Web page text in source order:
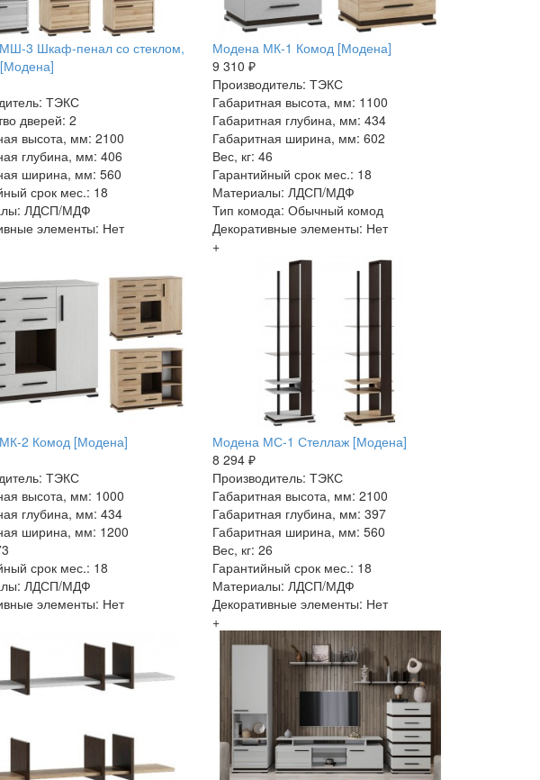
3 Шкаф-пенал со стеклом,
ТЭКС
дверей: 2
высота, мм: 2100
глубина, мм: 406
ширина, мм: 560
срок мес.: 18
ЛДСП/МДФ
элементы: Нет
Модена МК-1 Комод [Модена]
9 310 ₽
Производитель: ТЭКС
Габаритная высота, мм: 1100
Габаритная глубина, мм: 434
Габаритная ширина, мм: 602
Вес, кг: 46
Гарантийный срок мес.: 18
Материалы: ЛДСП/МДФ
Тип комода: Обычный комод
Декоративные элементы: Нет
+
2 Комод [Модена]
ТЭКС
высота, мм: 1000
глубина, мм: 434
ширина, мм: 1200
срок мес.: 18
ЛДСП/МДФ
элементы: Нет
Модена МС-1 Стеллаж [Модена]
8 294 ₽
Производитель: ТЭКС
Габаритная высота, мм: 2100
Габаритная глубина, мм: 397
Габаритная ширина, мм: 560
Вес, кг: 26
Гарантийный срок мес.: 18
Материалы: ЛДСП/МДФ
Декоративные элементы: Нет
+